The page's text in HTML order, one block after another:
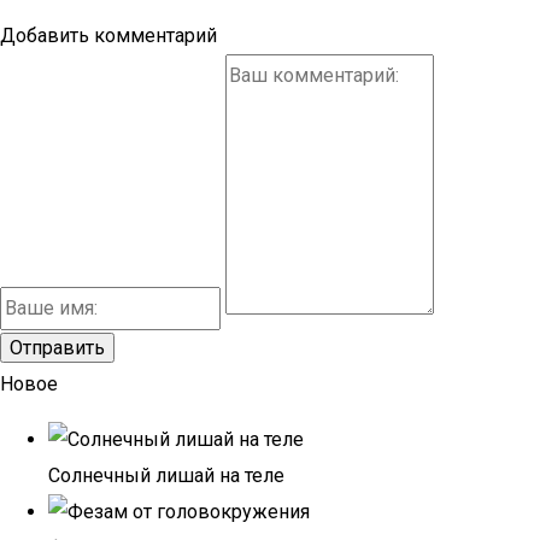
Добавить комментарий
Новое
Солнечный лишай на теле